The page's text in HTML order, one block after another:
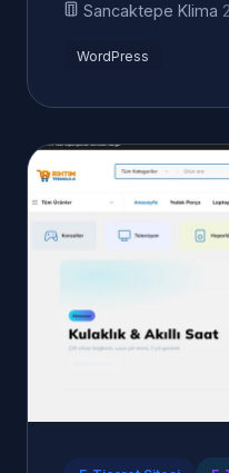
Sancaktepe Klima
WordPress